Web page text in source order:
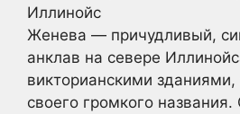
Иллинойс
Женева — причудливый,
анклав на севере
викторианскими
своего громкого названия.